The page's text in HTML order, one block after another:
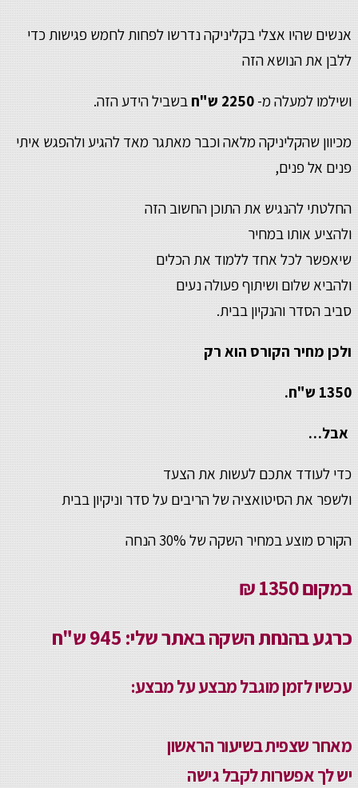
אנשים שהיו אצלי בקליניקה נדרשו לפחות לחמש פגישות כדי
ללבן את הנושא הזה
ושילמו למעלה מ- 2250 ש"ח בשביל הידע הזה.
מכיוון שהקליניקה מלאה וכבר מאתגר מאד להגיע ולהפגש איתי
פנים אל פנים,
החלטתי להנגיש את התוכן החשוב הזה
ולהציע אותו במחיר
שיאפשר לכל אחד ללמוד את הכלים
ולהביא שלום ושיתוף פעולה נעים
סביב הסדר והנקיון בבית.
ולכן מחיר הקורס הוא רק
1350 ש"ח.
אבל…
כדי לעודד אתכם לעשות את הצעד
ולשפר את הסיטואציה של הריבים על סדר וניקיון בבית
הקורס מוצע במחיר השקה של 30% הנחה
במקום1350 ₪
כרגע בהנחת השקה באתר שלי: 945 ש"ח
עכשיו לזמן מוגבל מבצע על מבצע:
מאחר שצפית בשיעור הראשון
יש לך אפשרות לקבל גישה